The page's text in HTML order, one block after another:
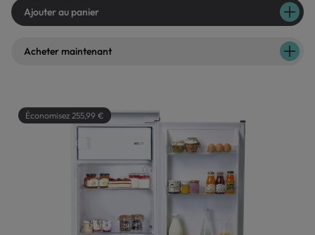
Ajouter au panier
Acheter maintenant
Économisez 255,99 €